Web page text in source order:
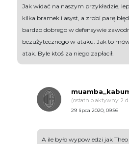
Jak widać na naszym przykładzie,
kilka bramek i asyst, a zrobi parę
bardzo dobrego w defensywie
bezużytecznego w ataku. Jak to
atak. Byle ktoś za niego zapłacił.
(ostatnio aktywny: 2
29 lipca 2020, 09:56
A ile było wypowiedzi jak